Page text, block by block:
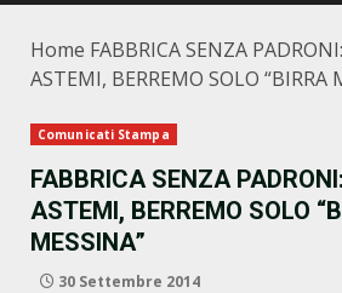
Home FABBRICA SENZA
ASTEMI, BERREMO SOLO “BIRRA
Comunicati Stampa
FABBRICA SENZA
ASTEMI, BERREMO SOLO
MESSINA”
30 Settembre 2014